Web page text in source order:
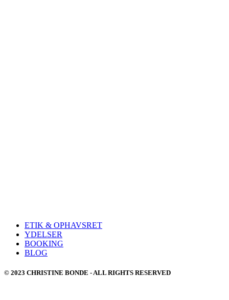
ETIK & OPHAVSRET
YDELSER
BOOKING
BLOG
© 2023 CHRISTINE BONDE - ALL RIGHTS RESERVED